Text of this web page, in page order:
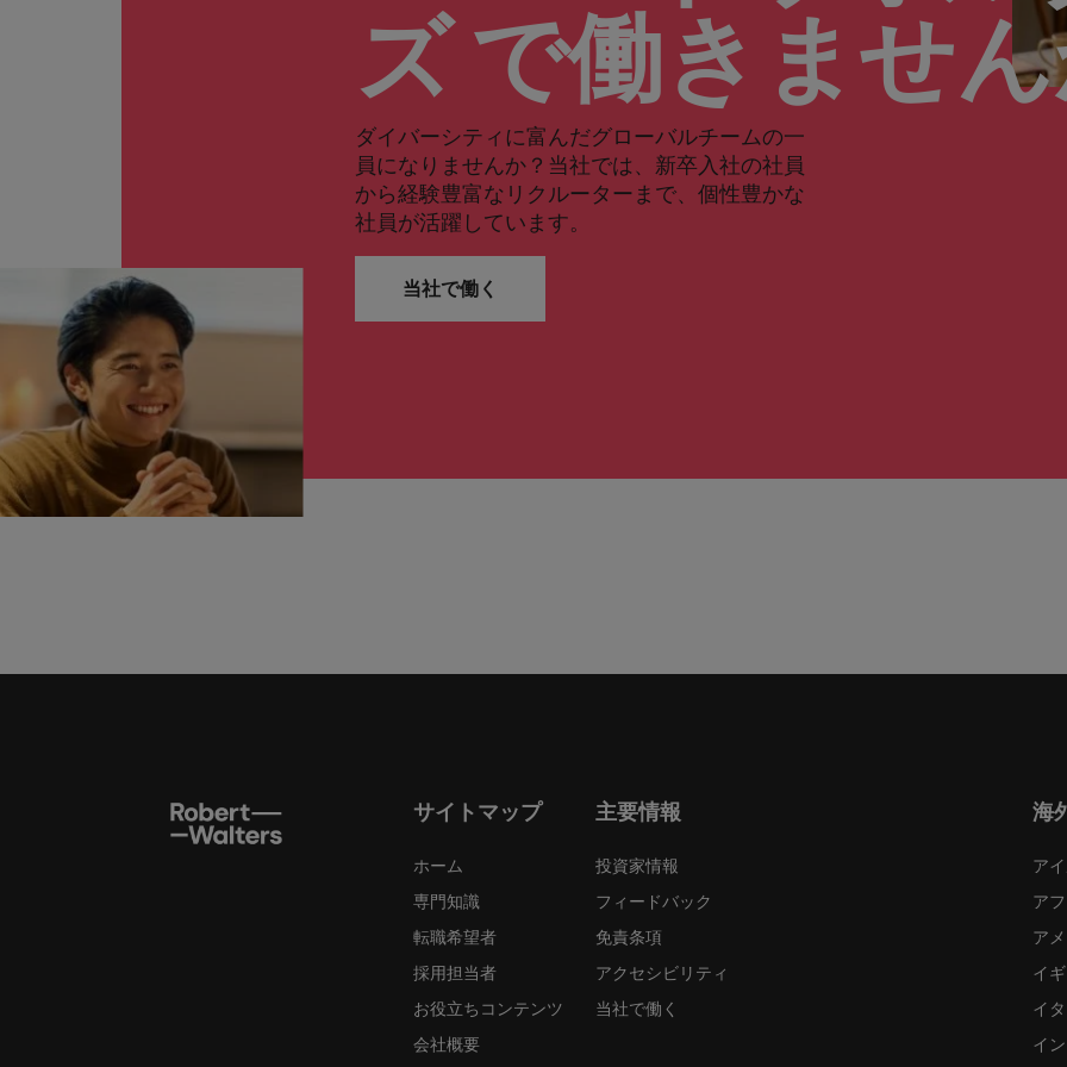
ズ で働きませ
ダイバーシティに富んだグローバルチームの一
員になりませんか？当社では、新卒入社の社員
から経験豊富なリクルーターまで、個性豊かな
社員が活躍しています。
当社で働く
サイトマップ
ホーム
専門知識
転職希望者
採用担当者
お役立ちコンテンツ
会社概要
主要情報
投資家情報
フィードバック
免責条項
アクセシビリティ
当社で働く
海
ア
ア
ア
イ
イ
イ